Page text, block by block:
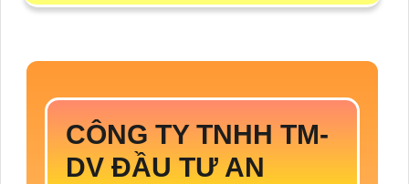
CÔNG TY TNHH TM-
DV ĐẦU TƯ AN